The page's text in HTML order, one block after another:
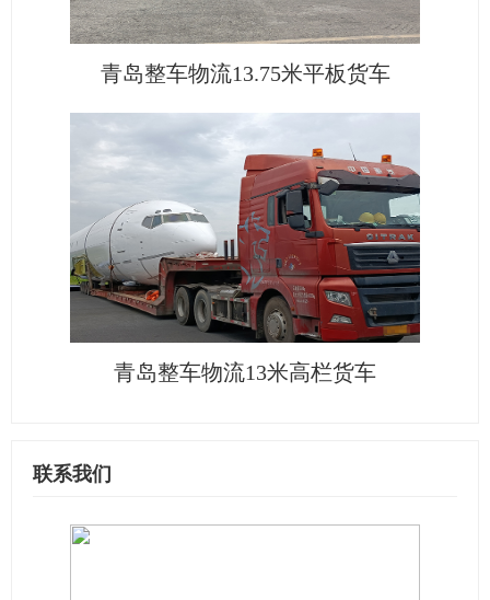
青岛整车物流13.75米平板货车
青岛整车物流13米高栏货车
联系我们